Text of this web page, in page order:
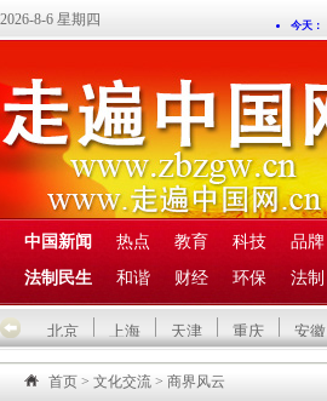
2026-8-6 星期四
中国新闻 热点 教育 科技
品牌
法制民生
和谐 财经 环保 法制
北京 上海 天津 重庆 安徽
首页 > 文化交流 > 商界风云